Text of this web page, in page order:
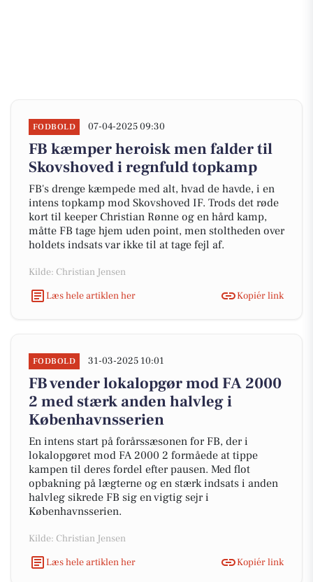
FODBOLD 07-04-2025 09:30
FB kæmper heroisk men falder til
Skovshoved i regnfuld topkamp
FB's drenge kæmpede med alt, hvad de havde, i en
intens topkamp mod Skovshoved IF. Trods det røde
kort til keeper Christian Rønne og en hård kamp,
måtte FB tage hjem uden point, men stoltheden over
holdets indsats var ikke til at tage fejl af.
Kilde: Christian Jensen
Læs hele artiklen her
Kopiér link
FODBOLD 31-03-2025 10:01
FB vender lokalopgør mod FA 2000
2 med stærk anden halvleg i
Københavnsserien
En intens start på forårssæsonen for FB, der i
lokalopgøret mod FA 2000 2 formåede at tippe
kampen til deres fordel efter pausen. Med flot
opbakning på lægterne og en stærk indsats i anden
halvleg sikrede FB sig en vigtig sejr i
Københavnsserien.
Kilde: Christian Jensen
Læs hele artiklen her
Kopiér link